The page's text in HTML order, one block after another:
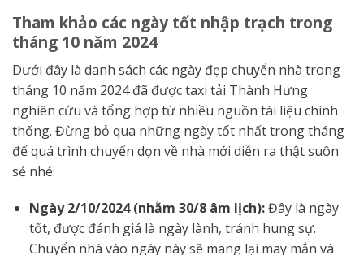
Tham khảo các ngày tốt nhập trạch trong
tháng 10 năm 2024
Dưới đây là danh sách các ngày đẹp chuyển nhà trong
tháng 10 năm 2024 đã được taxi tải Thành Hưng
nghiên cứu và tổng hợp từ nhiều nguồn tài liệu chính
thống. Đừng bỏ qua những ngày tốt nhất trong tháng
để quá trình chuyển dọn về nhà mới diễn ra thật suôn
sẻ nhé:
Ngày 2/10/2024 (nhằm 30/8 âm lịch):Đây là ngày
tốt, được đánh giá là ngày lành, tránh hung sự.
Chuyển nhà vào ngày này sẽ mang lại may mắn và